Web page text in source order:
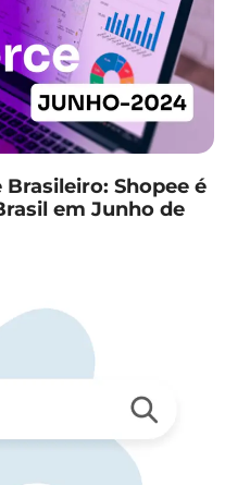
Shopee é
em Junho de